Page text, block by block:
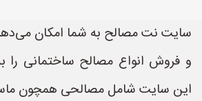
سایت نت مصالح به شما امکان
و فروش انواع مصالح ساختمانی را
این سایت شامل مصالحی همچون